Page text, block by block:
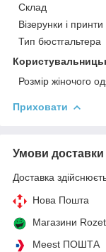
Склад
Візерунки і принти
Тип бюстгальтера
Розмір жіночого
Приховати
Умови доставки
Доставка
Нова Пошта
Магазини
Meest ПОШТА